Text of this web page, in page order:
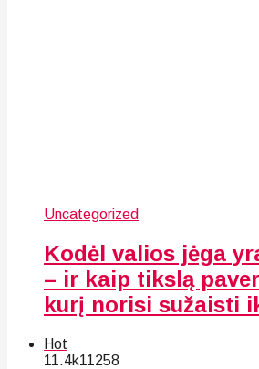
Uncategorized
Kodėl valios jėga
– ir kaip tikslą
kurį norisi sužaisti
Hot
11.4k11258